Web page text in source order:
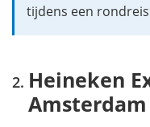
tijdens een
Heineken
Amsterdam